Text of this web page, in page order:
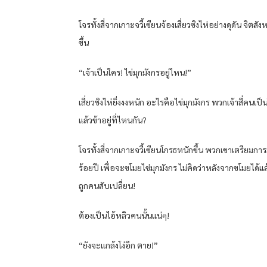
โจรทั้งสี่จากเกาะจวี้เซียนจ้องเสี่ยวซิงไห่อย่างดุดัน จิตสัง
ขึ้น
“เจ้าเป็นใคร! ไข่มุกมังกรอยู่ไหน!”
เสี่ยวซิงไห่ยิ่งงงหนัก อะไรคือไข่มุกมังกร พวกเจ้าสี่คนเป็
แล้วข้าอยู่ที่ไหนกัน?
โจรทั้งสี่จากเกาะจวี้เซียนโกรธหนักขึ้น พวกเขาเตรียมกา
ร้อยปี เพื่อจะขโมยไข่มุกมังกร ไม่คิดว่าหลังจากขโมยได้แ
ถูกคนสับเปลี่ยน!
ต้องเป็นไอ้หลิวคนนั้นแน่ๆ!
“ยังจะแกล้งโง่อีก ตาย!”